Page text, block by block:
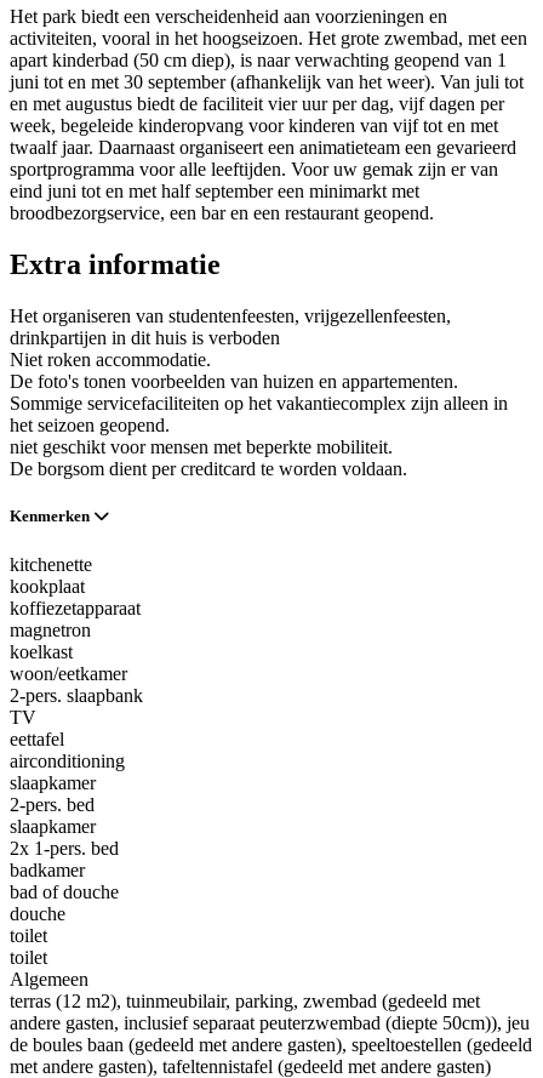
Het park biedt een verscheidenheid aan voorzieningen en
activiteiten, vooral in het hoogseizoen. Het grote zwembad, met een
apart kinderbad (50 cm diep), is naar verwachting geopend van 1
juni tot en met 30 september (afhankelijk van het weer). Van juli tot
en met augustus biedt de faciliteit vier uur per dag, vijf dagen per
week, begeleide kinderopvang voor kinderen van vijf tot en met
twaalf jaar. Daarnaast organiseert een animatieteam een gevarieerd
sportprogramma voor alle leeftijden. Voor uw gemak zijn er van
eind juni tot en met half september een minimarkt met
broodbezorgservice, een bar en een restaurant geopend.
Extra informatie
Het organiseren van studentenfeesten, vrijgezellenfeesten,
drinkpartijen in dit huis is verboden
Niet roken accommodatie.
De foto's tonen voorbeelden van huizen en appartementen.
Sommige servicefaciliteiten op het vakantiecomplex zijn alleen in
het seizoen geopend.
niet geschikt voor mensen met beperkte mobiliteit.
De borgsom dient per creditcard te worden voldaan.
Kenmerken
kitchenette
kookplaat
koffiezetapparaat
magnetron
koelkast
woon/eetkamer
2-pers. slaapbank
TV
eettafel
airconditioning
slaapkamer
2-pers. bed
slaapkamer
2x 1-pers. bed
badkamer
bad of douche
douche
toilet
toilet
Algemeen
terras (12 m2), tuinmeubilair, parking, zwembad (gedeeld met
andere gasten, inclusief separaat peuterzwembad (diepte 50cm)), jeu
de boules baan (gedeeld met andere gasten), speeltoestellen (gedeeld
met andere gasten), tafeltennistafel (gedeeld met andere gasten)